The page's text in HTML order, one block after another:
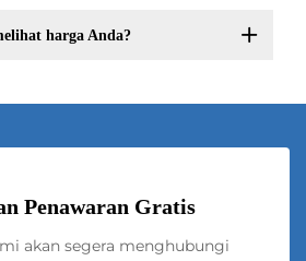
harga Anda?
Penawaran Gratis
akan segera menghubungi